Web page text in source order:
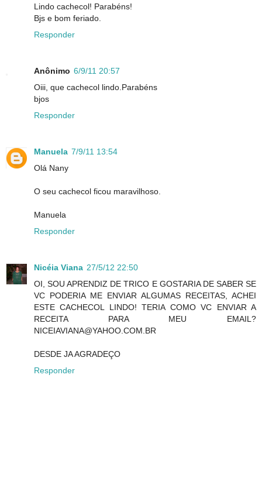
Lindo cachecol! Parabéns!
Bjs e bom feriado.
Responder
Anônimo 6/9/11 20:57
Oiii, que cachecol lindo.Parabéns
bjos
Responder
Manuela 7/9/11 13:54
Olá Nany
O seu cachecol ficou maravilhoso.
Manuela
Responder
Nicéia Viana 27/5/12 22:50
OI, SOU APRENDIZ DE TRICO E GOSTARIA DE SABER SE
VC PODERIA ME ENVIAR ALGUMAS RECEITAS, ACHEI
ESTE CACHECOL LINDO! TERIA COMO VC ENVIAR A
RECEITA PARA MEU EMAIL?
NICEIAVIANA@YAHOO.COM.BR
DESDE JA AGRADEÇO
Responder